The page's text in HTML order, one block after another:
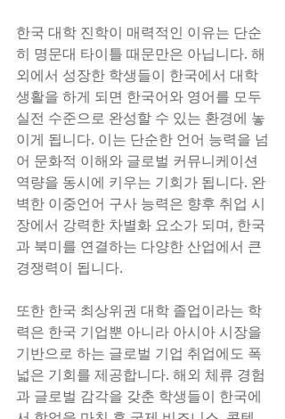
한국 대학 진학이 매력적인 이유는 단순
히 명문대 타이틀 때문만은 아닙니다. 해
외에서 성장한 학생들이 한국에서 대학
생활을 하게 되면 한국어와 영어를 모두
실전 수준으로 완성할 수 있는 환경에 놓
이게 됩니다. 이는 단순한 언어 능력을 넘
어 문화적 이해와 글로벌 커뮤니케이션
역량을 동시에 키우는 기회가 됩니다. 완
벽한 이중언어 구사 능력은 향후 취업 시
장에서 강력한 차별화 요소가 되며, 한국
과 북미를 연결하는 다양한 산업에서 큰
경쟁력이 됩니다.
또한 한국 최상위권 대학 졸업이라는 학
력은 한국 기업뿐 아니라 아시아 시장을
기반으로 하는 글로벌 기업 취업에도 폭
넓은 기회를 제공합니다. 해외 체류 경험
과 글로벌 감각을 갖춘 학생들이 한국에